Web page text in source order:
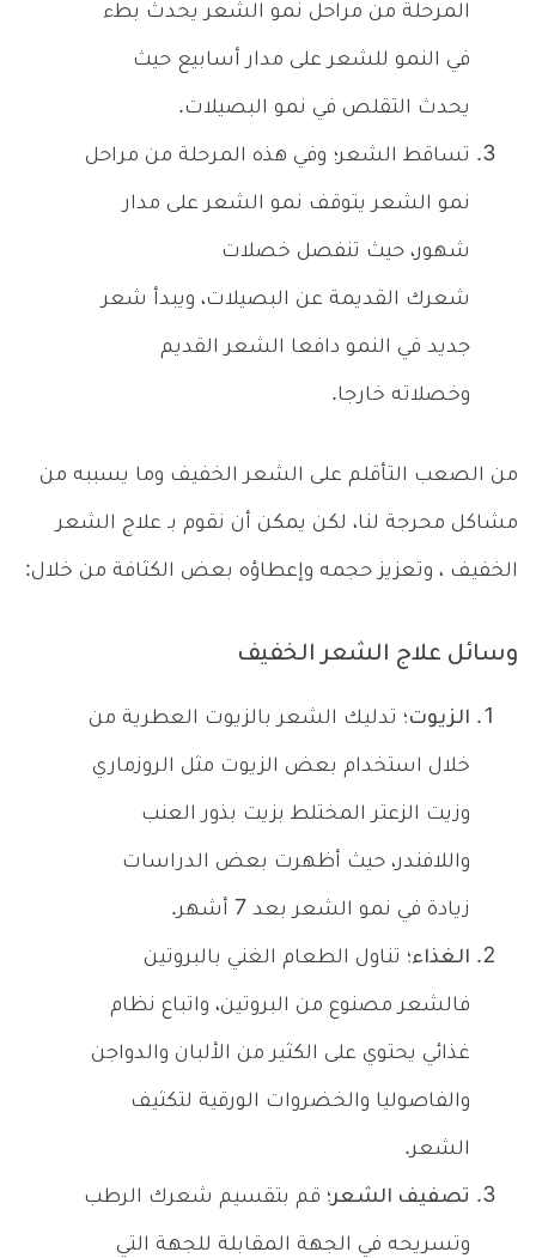
المرحلة من مراحل نمو الشعر يحدث بطء
في النمو للشعر على مدار أسابيع حيث
يحدث التقلص في نمو البصيلات.
تساقط الشعر؛ وفي هذه المرحلة من مراحل
نمو الشعر يتوقف نمو الشعر على مدار
شهور، حيث تنفصل خصلات
شعرك القديمة عن البصيلات، ويبدأ شعر
جديد في النمو دافعا الشعر القديم
وخصلاته خارجا.
من الصعب التأقلم على الشعر الخفيف وما يسببه من
مشاكل محرجة لنا، لكن يمكن أن نقوم بـ علاج الشعر
الخفيف ، وتعزيز حجمه وإعطاؤه بعض الكثافة من خلال:
وسائل علاج الشعر الخفيف
الزيوت؛ تدليك الشعر بالزيوت العطرية من
خلال استخدام بعض الزيوت مثل الروزماري
وزيت الزعتر المختلط بزيت بذور العنب
واللافندر، حيث أظهرت بعض الدراسات
زيادة في نمو الشعر بعد 7 أشهر.
الغذاء؛ تناول الطعام الغني بالبروتين
فالشعر مصنوع من البروتين، واتباع نظام
غذائي يحتوي على الكثير من الألبان والدواجن
والفاصوليا والخضروات الورقية لتكثيف
الشعر.
تصفيف الشعر؛ قم بتقسيم شعرك الرطب
وتسريحه في الجهة المقابلة للجهة التي